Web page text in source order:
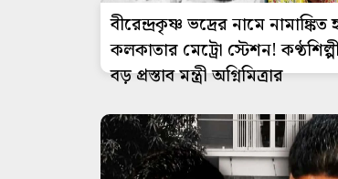
বীরেন্দ্রকৃষ্ণ ভদ্রের নামে নামাঙ্কিত
কলকাতার মেট্রো স্টেশন!
বড় প্রস্তাব মন্ত্রী অগ্নিমিত্রার